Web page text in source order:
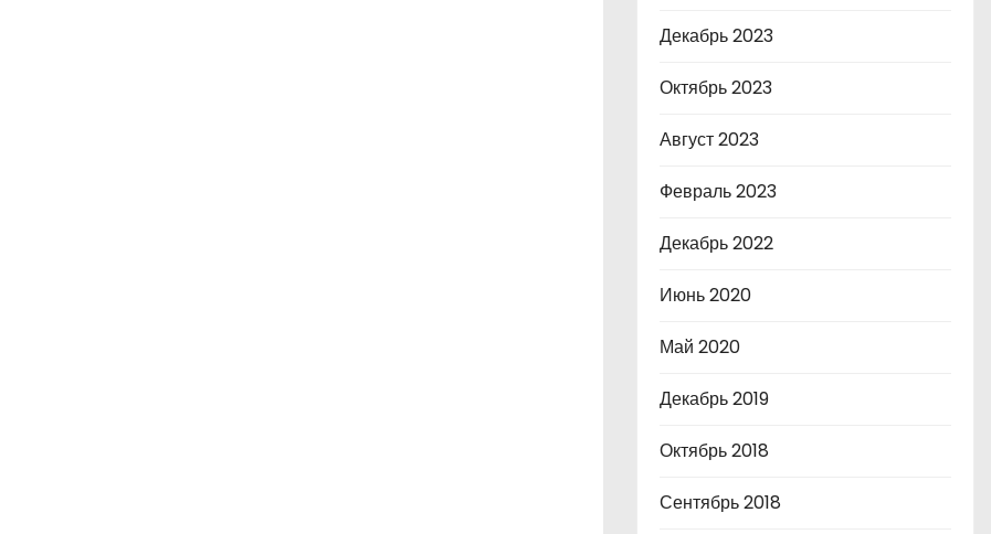
Декабрь 2023
Октябрь 2023
Август 2023
Февраль 2023
Декабрь 2022
Июнь 2020
Май 2020
Декабрь 2019
Октябрь 2018
Сентябрь 2018